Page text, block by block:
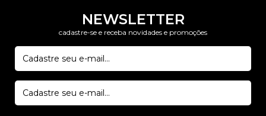
NEWSLETTER
cadastre-se e receba novidades e promoções